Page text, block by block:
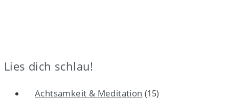
Lies dich schlau!
Achtsamkeit & Meditation (15)